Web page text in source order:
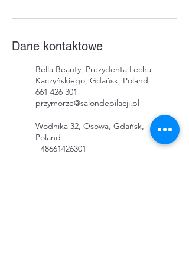
Dane kontaktowe
Bella Beauty, Prezydenta Lecha
Kaczyńskiego, Gdańsk, Poland
661 426 301
przymorze@salondepilacji.pl
Wodnika 32, Osowa, Gdańsk,
Poland
+48661426301